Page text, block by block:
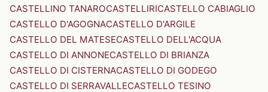
CASTELLINO TANAROCASTELLIRICASTELLO CABIAGLIO
CASTELLO D'AGOGNACASTELLO D'ARGILE
CASTELLO DEL MATESECASTELLO DELL'ACQUA
CASTELLO DI ANNONECASTELLO DI BRIANZA
CASTELLO DI CISTERNACASTELLO DI GODEGO
CASTELLO DI SERRAVALLECASTELLO TESINO